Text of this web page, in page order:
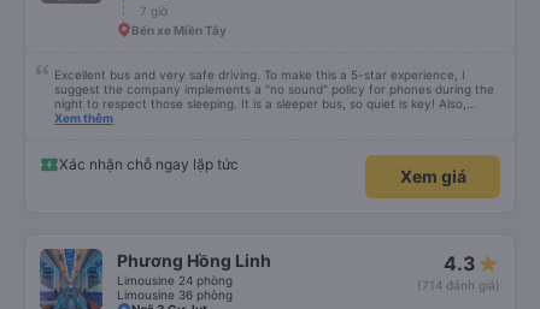
7 giờ
Bến xe Miền Tây
Excellent bus and very safe driving. To make this a 5-star experience, I
suggest the company implements a "no sound" policy for phones during the
night to respect those sleeping. It is a sleeper bus, so quiet is key! Also,
please display the Wi-Fi password clearly inside the cabin for convenience. I
quy định rõ ràng về việc giữ im lặng (tắt âm thanh điện thoại) vào ban đêm
để tránh làm phiền hành khách khác ngủ. Ngoài ra, nhà xe nên dán sẵn mật
khẩu Wi-Fi trong xe để hành khách dễ dàng sử dụng. Tôi vẫn sẽ tiếp tục ủng
Xem thêm
Xác nhận chỗ ngay lập tức
Xem giá
Phương Hồng Linh
Limousine 24 phòng
Limousine 36 phòng
4.3
(714 đánh giá)